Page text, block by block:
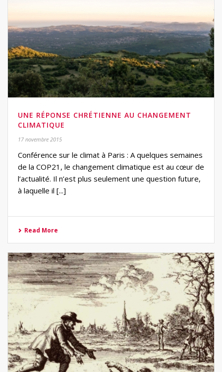
UNE RÉPONSE CHRÉTIENNE AU CHANGEMENT
CLIMATIQUE
17 novembre 2015
Conférence sur le climat à Paris : ​​A quelques semaines
de la COP21, le changement climatique est au cœur de
l’actualité. Il n’est plus seulement une question future,
à laquelle il [...]
Read More